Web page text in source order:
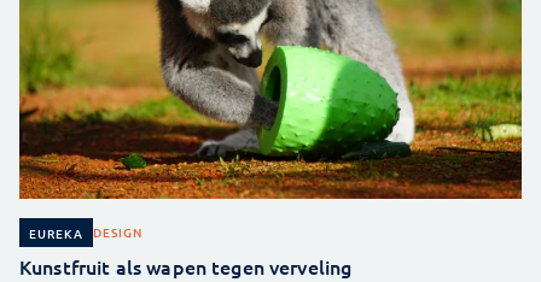
EUREKA DESIGN
Kunstfruit als wapen tegen verveling